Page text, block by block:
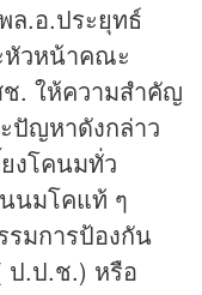
ล.อ.ประยุทธ์
หัวหน้าคณะ
. ให้ความสำคัญ
ปัญหาดังกล่าว
งโคนมทั่ว
นนมโคแท้ ๆ
มการป้องกัน
ป.ป.ช.) หรือ